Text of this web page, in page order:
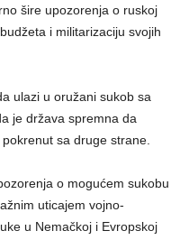
šire upozorenja o ruskoj
i militarizaciju svojih
ulazi u oružani sukob sa
je država spremna da
sa druge strane.
o mogućem sukobu
uticajem vojno-
u Nemačkoj i Evropskoj